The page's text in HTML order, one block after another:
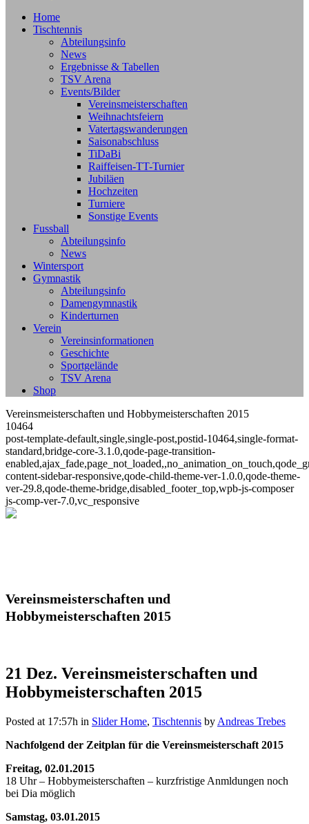
Home
Tischtennis
Abteilungsinfo
News
Ergebnisse & Tabellen
TSV Arena
Events/Bilder
Vereinsmeisterschaften
Weihnachtsfeiern
Vatertagswanderungen
Saisonabschluss
TiDaBi
Raiffeisen-TT-Turnier
Jubiläen
Hochzeiten
Turniere
Sonstige Events
Fussball
Abteilungsinfo
News
Wintersport
Gymnastik
Abteilungsinfo
Damengymnastik
Kinderturnen
Verein
Vereinsinformationen
Geschichte
Sportgelände
TSV Arena
Shop
Vereinsmeisterschaften und Hobbymeisterschaften 2015
10464
post-template-default,single,single-post,postid-10464,single-format-
standard,bridge-core-3.1.0,qode-page-transition-
content-sidebar-responsive,qode-child-theme-ver-1.0.0,qode-theme-
ver-29.8,qode-theme-bridge,disabled_footer_top,wpb-js-composer
js-comp-ver-7.0,vc_responsive
Vereinsmeisterschaften und
Hobbymeisterschaften 2015
21 Dez. Vereinsmeisterschaften und
Hobbymeisterschaften 2015
Posted at 17:57h in Slider Home, Tischtennis by Andreas Trebes
Nachfolgend der Zeitplan für die Vereinsmeisterschaft 2015
Freitag, 02.01.2015
18 Uhr – Hobbymeisterschaften – kurzfristige Anmldungen noch
bei Dia möglich
Samstag, 03.01.2015